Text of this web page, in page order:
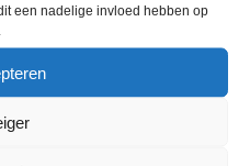
een nadelige invloed hebben op